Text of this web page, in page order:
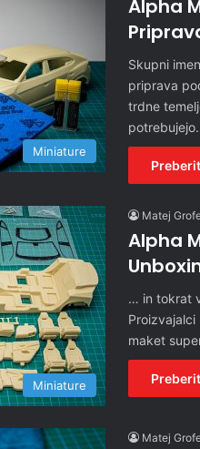
Miniature
Alpha
Skupni
priprava
trdne
Miniature
Matej
Alpha
… in tokrat
maket
Matej